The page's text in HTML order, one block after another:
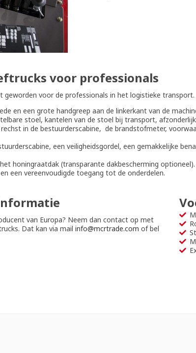
voor professionals
voor de professionals in het logistieke
en een grote handgreep aan de linkerkant van de
stoel, kantelen van de stoel bij transport,
in de bestuurderscabine, de brandstofmeter,
een veiligheidsgordel, een gemakkelijke
honingraatdak (transparante dakbescherming optioneel).
een vereenvoudigde toegang tot de onderdelen.
van Europa? Neem dan contact op met
Dat kan via mail info@mcrtrade.com of bel